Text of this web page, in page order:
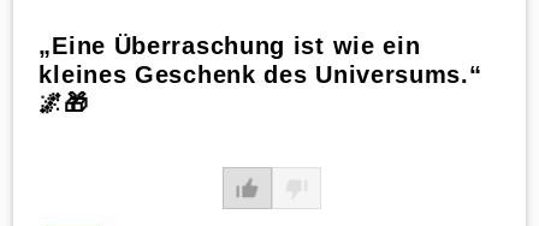
„Eine Überraschung ist wie ein
kleines Geschenk des Universums.“
🌌🎁